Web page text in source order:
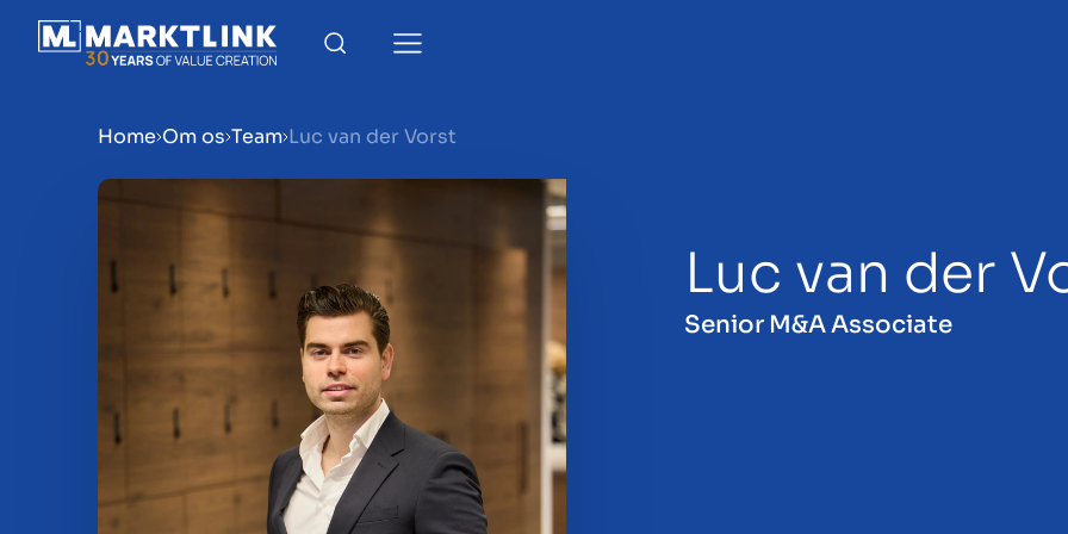
Menu
Gør virksomhed klar til salg
Salg af virksomhed
Køb af virksomhed
Home Om os Team Luc van der Vorst
Luc van der
Senior M&A Associate